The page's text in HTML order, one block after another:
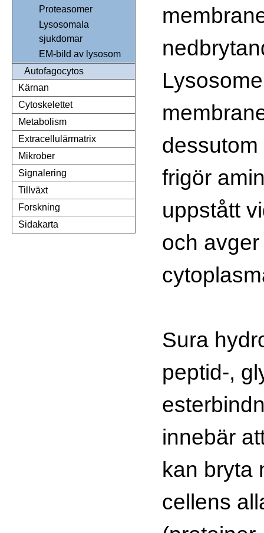
Proteasomer
Lysosomala
sjukdomar
EM-bild av lysosom
Autofagocytos
Kärnan
Cytoskelettet
Metabolism
Extracellulärmatrix
Mikrober
Signalering
Tillväxt
Forskning
Sidakarta
frigör
uppstått
och
Sura
peptid-,
innebär
kan bryta
cellens